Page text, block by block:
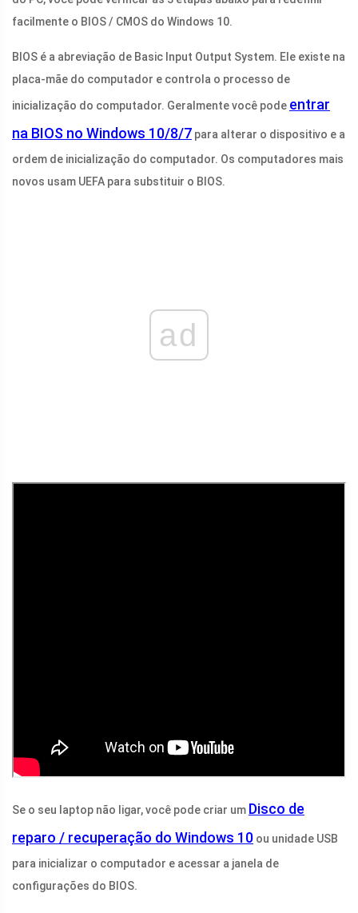
facilmente o BIOS / CMOS do Windows 10.
BIOS é a abreviação de Basic Input Output System. Ele existe na
placa-mãe do computador e controla o processo de
inicialização do computador. Geralmente você pode entrar
na BIOS no Windows 10/8/7 para alterar o dispositivo e a
ordem de inicialização do computador. Os computadores mais
novos usam UEFA para substituir o BIOS.
ad
Se o seu laptop não ligar, você pode criar um Disco de
reparo / recuperação do Windows 10 ou unidade USB
para inicializar o computador e acessar a janela de
configurações do BIOS.